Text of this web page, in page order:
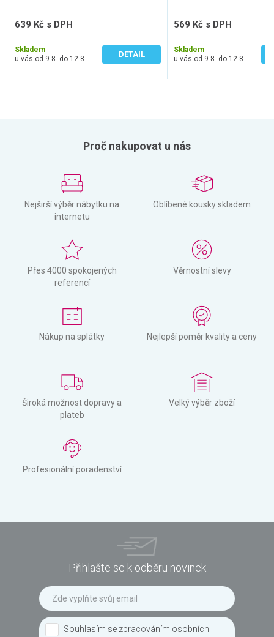
639 Kč s DPH
Skladem
u vás od 9.8. do 12.8.
DETAIL
569 Kč s DPH
Skladem
u vás od 9.8. do 12.8.
Proč nakupovat u nás
Nejširší výběr nábytku na
internetu
Oblíbené kousky skladem
Přes 4000 spokojených
referencí
Věrnostní slevy
Nákup na splátky Nejlepší poměr kvality a ceny
Široká možnost dopravy a
plateb
Velký výběr zboží
Profesionální poradenství
Přihlašte se k odběru novinek
Souhlasím se zpracováním osobních